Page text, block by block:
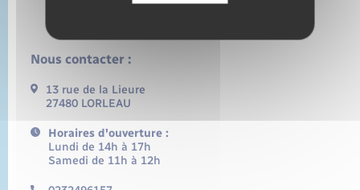
Nous contacter :
13 rue de la Lieure
27480 LORLEAU
Horaires d'ouverture :
Lundi de 14h à 17h
Samedi de 11h à 12h